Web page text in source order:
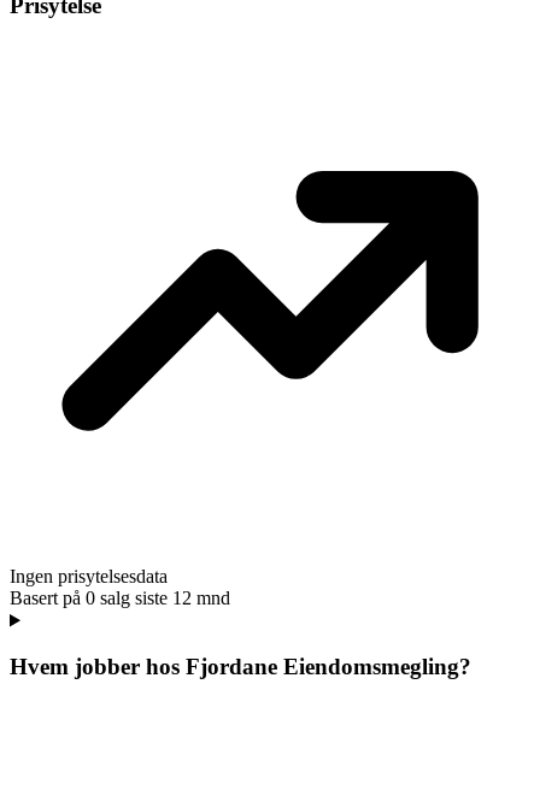
Prisytelse
Ingen prisytelsesdata
Basert på 0 salg siste 12 mnd
Hvem jobber hos Fjordane Eiendomsmegling?